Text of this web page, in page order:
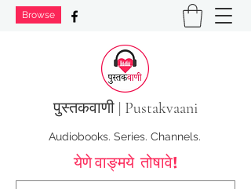
Browse
पुस्तकवाणी | Pustakvaani
Audiobooks. Series. Channels.
येणे वाङ्मये तोषावे!